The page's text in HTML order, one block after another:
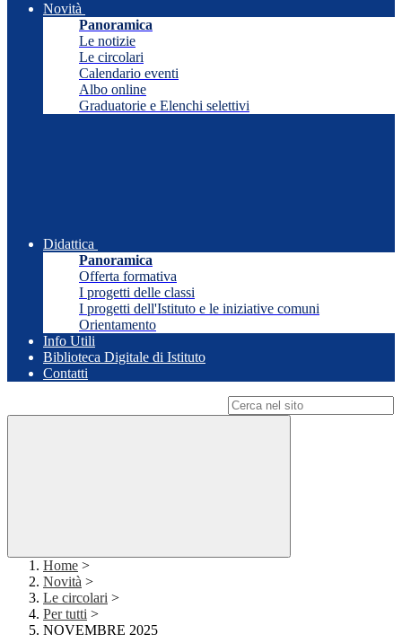
Novità
Panoramica
Le notizie
Le circolari
Calendario eventi
Albo online
Graduatorie e Elenchi selettivi
Didattica
Panoramica
Offerta formativa
I progetti delle classi
I progetti dell'Istituto e le iniziative comuni
Orientamento
Info Utili
Biblioteca Digitale di Istituto
Contatti
Home >
Novità >
Le circolari >
Per tutti >
NOVEMBRE 2025